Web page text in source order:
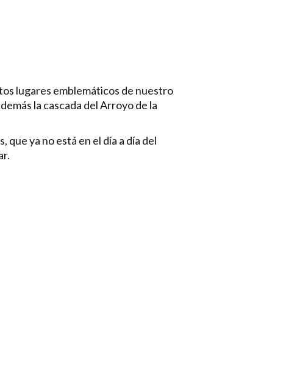
lugares emblemáticos de nuestro
la cascada del Arroyo de la
ya no está en el día a día del